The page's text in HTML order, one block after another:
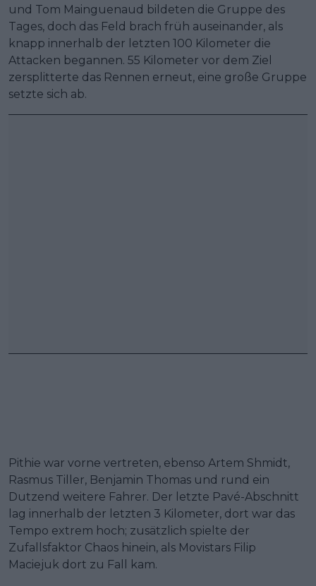
und Tom Mainguenaud bildeten die Gruppe des
Tages, doch das Feld brach früh auseinander, als
knapp innerhalb der letzten 100 Kilometer die
Attacken begannen. 55 Kilometer vor dem Ziel
zersplitterte das Rennen erneut, eine große Gruppe
setzte sich ab.
Pithie war vorne vertreten, ebenso Artem Shmidt,
Rasmus Tiller, Benjamin Thomas und rund ein
Dutzend weitere Fahrer. Der letzte Pavé-Abschnitt
lag innerhalb der letzten 3 Kilometer, dort war das
Tempo extrem hoch; zusätzlich spielte der
Zufallsfaktor Chaos hinein, als Movistars Filip
Maciejuk dort zu Fall kam.